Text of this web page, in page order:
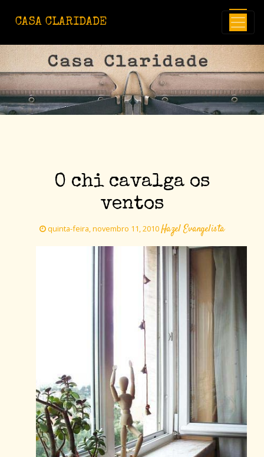
CASA CLARIDADE
O chi cavalga os
ventos
quinta-feira, novembro 11, 2010Hazel Evangelista